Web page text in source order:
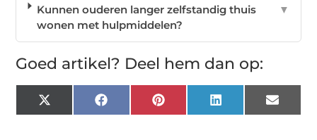
Kunnen ouderen langer zelfstandig thuis
wonen met hulpmiddelen?
▼
Goed artikel? Deel hem dan op:
X
(Twitter)
FacebookPinterest LinkedIn Email